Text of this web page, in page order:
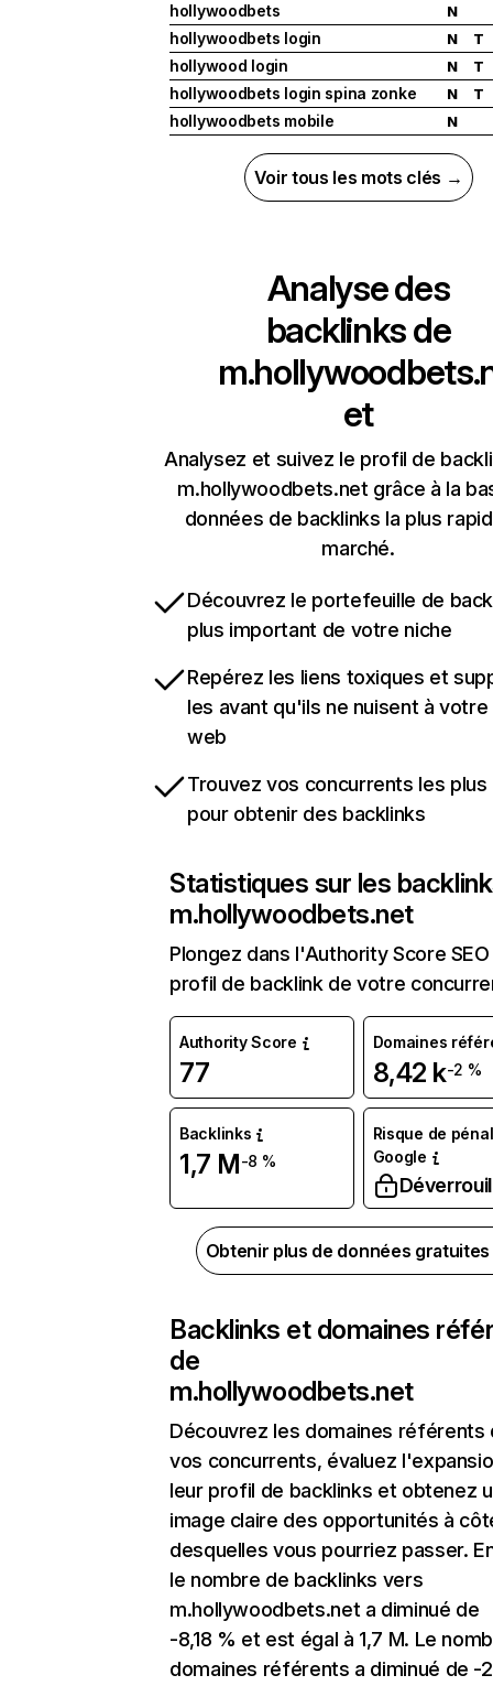
hollywoodbets
N
hollywoodbets login N T
hollywood login N T
hollywoodbets login spina zonke N T
hollywoodbets mobile N
Voir tous les mots clés →
Analyse des
backlinks de
et
Analysez et suivez le profil de
m.hollywoodbets.net grâce à la
données de backlinks la plus
marché.
Découvrez le portefeuille de
plus important de votre niche
Repérez les liens toxiques et
les avant qu'ils ne nuisent à
web
Trouvez vos concurrents les
pour obtenir des backlinks
Statistiques sur les
m.hollywoodbets.net
Plongez dans l'Authority Score
profil de backlink de votre
Authority Score
77
Domaines
8,42 k-2 %
Backlinks
1,7 M-8 %
Risque de
Google
Obtenir plus de données
Backlinks et domaines
de
m.hollywoodbets.net
Découvrez les domaines référents
vos concurrents, évaluez
leur profil de backlinks et obtenez
image claire des opportunités à
desquelles vous pourriez passer.
le nombre de backlinks vers
m.hollywoodbets.net a diminué de
-8,18 % et est égal à 1,7 M. Le
domaines référents a diminué de -